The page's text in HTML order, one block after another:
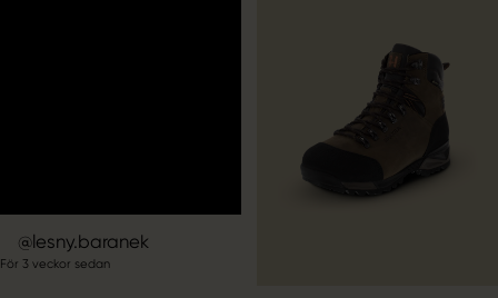
Inlägg
publicerat
lesny.baranek
För 3 veckor sedan